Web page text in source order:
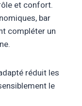
et confort.
bar
compléter un
réduit les
le